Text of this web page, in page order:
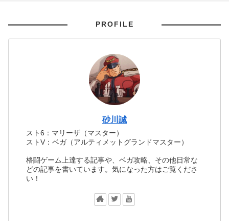
PROFILE
砂川誠
スト6：マリーザ（マスター）
ストV：ベガ（アルティメットグランドマスター）
格闘ゲーム上達する記事や、ベガ攻略、その他日常な
どの記事を書いています。気になった方はご覧くださ
い！